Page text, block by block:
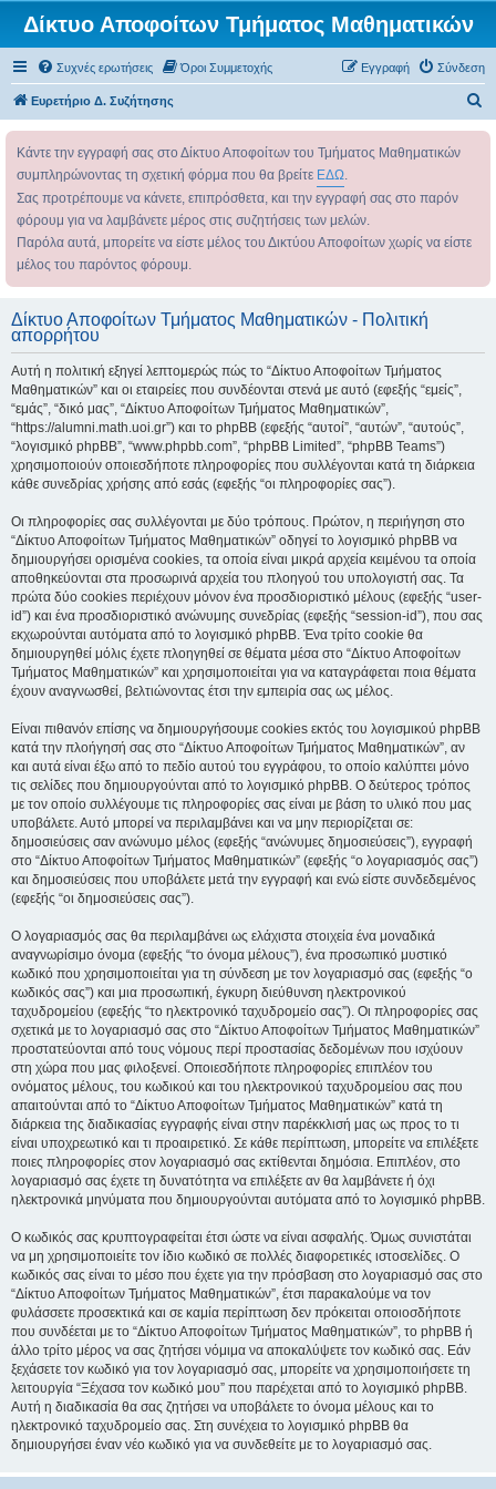
Δίκτυο Αποφοίτων Τμήματος Μαθηματικών
Συχνές ερωτήσεις Όροι Συμμετοχής Σύνδεση
Εγγραφή
Ευρετήριο Δ. Συζήτησης
σ
Κάντε την εγγραφή σας στο Δίκτυο Αποφοίτων του Τμήματος Μαθηματικών
συμπληρώνοντας τη σχετική φόρμα που θα βρείτε ΕΔΩ.
Σας προτρέπουμε να κάνετε, επιπρόσθετα, και την εγγραφή σας στο παρόν
φόρουμ για να λαμβάνετε μέρος στις συζητήσεις των μελών.
Παρόλα αυτά, μπορείτε να είστε μέλος του Δικτύου Αποφοίτων χωρίς να είστε
μέλος του παρόντος φόρουμ.
Δίκτυο Αποφοίτων Τμήματος Μαθηματικών - Πολιτική
απορρήτου
Αυτή η πολιτική εξηγεί λεπτομερώς πώς το “Δίκτυο Αποφοίτων Τμήματος
Μαθηματικών” και οι εταιρείες που συνδέονται στενά με αυτό (εφεξής “εμείς”,
“εμάς”, “δικό μας”, “Δίκτυο Αποφοίτων Τμήματος Μαθηματικών”,
“https://alumni.math.uoi.gr”) και το phpBB (εφεξής “αυτοί”, “αυτών”, “αυτούς”,
“λογισμικό phpBB”, “www.phpbb.com”, “phpBB Limited”, “phpBB Teams”)
χρησιμοποιούν οποιεσδήποτε πληροφορίες που συλλέγονται κατά τη διάρκεια
κάθε συνεδρίας χρήσης από εσάς (εφεξής “οι πληροφορίες σας”).
Οι πληροφορίες σας συλλέγονται με δύο τρόπους. Πρώτον, η περιήγηση στο
“Δίκτυο Αποφοίτων Τμήματος Μαθηματικών” οδηγεί το λογισμικό phpBB να
δημιουργήσει ορισμένα cookies, τα οποία είναι μικρά αρχεία κειμένου τα οποία
αποθηκεύονται στα προσωρινά αρχεία του πλοηγού του υπολογιστή σας. Τα
πρώτα δύο cookies περιέχουν μόνον ένα προσδιοριστικό μέλους (εφεξής “user-
id”) και ένα προσδιοριστικό ανώνυμης συνεδρίας (εφεξής “session-id”), που σας
εκχωρούνται αυτόματα από το λογισμικό phpBB. Ένα τρίτο cookie θα
δημιουργηθεί μόλις έχετε πλοηγηθεί σε θέματα μέσα στο “Δίκτυο Αποφοίτων
Τμήματος Μαθηματικών” και χρησιμοποιείται για να καταγράφεται ποια θέματα
έχουν αναγνωσθεί, βελτιώνοντας έτσι την εμπειρία σας ως μέλος.
Είναι πιθανόν επίσης να δημιουργήσουμε cookies εκτός του λογισμικού phpBB
κατά την πλοήγησή σας στο “Δίκτυο Αποφοίτων Τμήματος Μαθηματικών”, αν
και αυτά είναι έξω από το πεδίο αυτού του εγγράφου, το οποίο καλύπτει μόνο
τις σελίδες που δημιουργούνται από το λογισμικό phpBB. Ο δεύτερος τρόπος
με τον οποίο συλλέγουμε τις πληροφορίες σας είναι με βάση το υλικό που μας
υποβάλετε. Αυτό μπορεί να περιλαμβάνει και να μην περιορίζεται σε:
δημοσιεύσεις σαν ανώνυμο μέλος (εφεξής “ανώνυμες δημοσιεύσεις”), εγγραφή
στο “Δίκτυο Αποφοίτων Τμήματος Μαθηματικών” (εφεξής “ο λογαριασμός σας”)
και δημοσιεύσεις που υποβάλετε μετά την εγγραφή και ενώ είστε συνδεδεμένος
(εφεξής “οι δημοσιεύσεις σας”).
Ο λογαριασμός σας θα περιλαμβάνει ως ελάχιστα στοιχεία ένα μοναδικά
αναγνωρίσιμο όνομα (εφεξής “το όνομα μέλους”), ένα προσωπικό μυστικό
κωδικό που χρησιμοποιείται για τη σύνδεση με τον λογαριασμό σας (εφεξής “ο
κωδικός σας”) και μια προσωπική, έγκυρη διεύθυνση ηλεκτρονικού
ταχυδρομείου (εφεξής “το ηλεκτρονικό ταχυδρομείο σας”). Οι πληροφορίες σας
σχετικά με το λογαριασμό σας στο “Δίκτυο Αποφοίτων Τμήματος Μαθηματικών”
προστατεύονται από τους νόμους περί προστασίας δεδομένων που ισχύουν
στη χώρα που μας φιλοξενεί. Οποιεσδήποτε πληροφορίες επιπλέον του
ονόματος μέλους, του κωδικού και του ηλεκτρονικού ταχυδρομείου σας που
απαιτούνται από το “Δίκτυο Αποφοίτων Τμήματος Μαθηματικών” κατά τη
διάρκεια της διαδικασίας εγγραφής είναι στην παρέκκλισή μας ως προς το τι
είναι υποχρεωτικό και τι προαιρετικό. Σε κάθε περίπτωση, μπορείτε να επιλέξετε
ποιες πληροφορίες στον λογαριασμό σας εκτίθενται δημόσια. Επιπλέον, στο
λογαριασμό σας έχετε τη δυνατότητα να επιλέξετε αν θα λαμβάνετε ή όχι
ηλεκτρονικά μηνύματα που δημιουργούνται αυτόματα από το λογισμικό phpBB.
Ο κωδικός σας κρυπτογραφείται έτσι ώστε να είναι ασφαλής. Όμως συνιστάται
να μη χρησιμοποιείτε τον ίδιο κωδικό σε πολλές διαφορετικές ιστοσελίδες. Ο
κωδικός σας είναι το μέσο που έχετε για την πρόσβαση στο λογαριασμό σας στο
“Δίκτυο Αποφοίτων Τμήματος Μαθηματικών”, έτσι παρακαλούμε να τον
φυλάσσετε προσεκτικά και σε καμία περίπτωση δεν πρόκειται οποιοσδήποτε
που συνδέεται με το “Δίκτυο Αποφοίτων Τμήματος Μαθηματικών”, το phpBB ή
άλλο τρίτο μέρος να σας ζητήσει νόμιμα να αποκαλύψετε τον κωδικό σας. Εάν
ξεχάσετε τον κωδικό για τον λογαριασμό σας, μπορείτε να χρησιμοποιήσετε τη
λειτουργία “Ξέχασα τον κωδικό μου” που παρέχεται από το λογισμικό phpBB.
Αυτή η διαδικασία θα σας ζητήσει να υποβάλετε το όνομα μέλους και το
ηλεκτρονικό ταχυδρομείο σας. Στη συνέχεια το λογισμικό phpBB θα
δημιουργήσει έναν νέο κωδικό για να συνδεθείτε με το λογαριασμό σας.